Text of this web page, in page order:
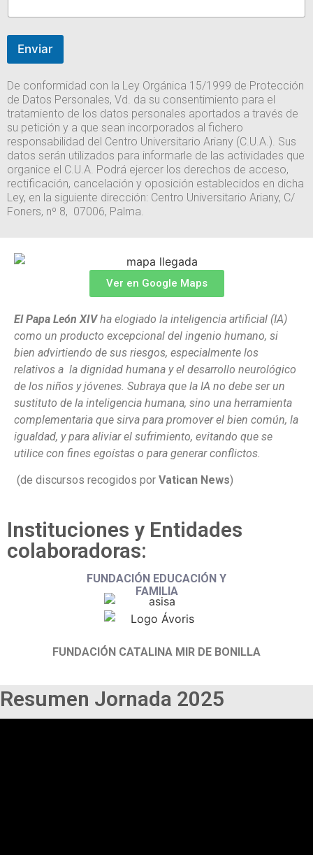
ó
i
o
c
i
c
o
Enviar
De conformidad con la Ley Orgánica 15/1999 de Protección
de Datos Personales, Vd. da su consentimiento para el
tratamiento de los datos personales aportados a través de
su petición y a que sean incorporados al fichero
responsabilidad del Centro Universitario Ariany (C.U.A.). Sus
datos serán utilizados para informarle de las actividades que
organice el C.U.A. Podrá ejercer los derechos de acceso,
rectificación, cancelación y oposición establecidos en dicha
Ley, en la siguiente dirección: Centro Universitario Ariany, C/
Foners, nº 8, 07006, Palma.
Ver en Google Maps
El Papa León XIVha elogiado la inteligencia artificial (IA)
como un producto excepcional del ingenio humano, si
bien advirtiendo de sus riesgos, especialmente los
relativos a la dignidad humana y el desarrollo neurológico
de los niños y jóvenes. Subraya que la IA no debe ser un
sustituto de la inteligencia humana, sino una herramienta
complementaria que sirva para promover el bien común, la
igualdad, y para aliviar el sufrimiento, evitando que se
utilice con fines egoístas o para generar conflictos.
(de discursos recogidos por Vatican News)
Instituciones y Entidades
colaboradoras:
FUNDACIÓN EDUCACIÓN Y
FAMILIA
FUNDACIÓN CATALINA MIR DE BONILLA
Resumen Jornada 2025